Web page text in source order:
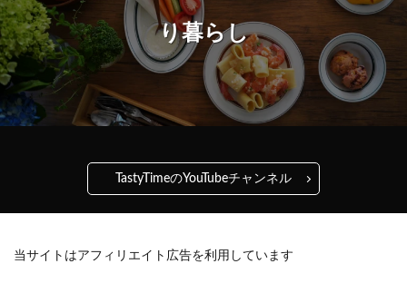
り暮らし
TastyTimeのYouTubeチャンネル
当サイトはアフィリエイト広告を利用しています